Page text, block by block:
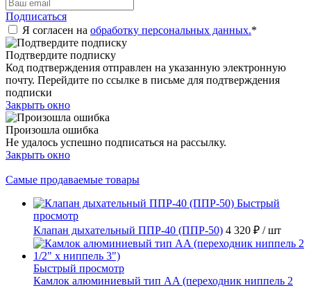
Подписаться
Я согласен на обработку персональных данных.*
Подтвердите подписку
Код подтверждения отправлен на указанную электронную
почту. Перейдите по ссылке в письме для подтверждения
подписки
Закрыть окно
Произошла ошибка
Не удалось успешно подписаться на рассылку.
Закрыть окно
Самые продаваемые товары
Быстрый
просмотр
Клапан дыхательный ППР-40 (ППР-50) 4 320 ₽ / шт
Быстрый просмотр
Камлок алюминиевый тип AA (переходник ниппель 2